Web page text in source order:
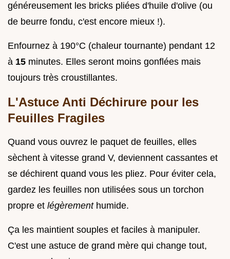
généreusement les bricks pliées d'huile d'olive (ou
de beurre fondu, c'est encore mieux !).
Enfournez à 190°C (chaleur tournante) pendant 12
à 15 minutes. Elles seront moins gonflées mais
toujours très croustillantes.
L'Astuce Anti Déchirure pour les
Feuilles Fragiles
Quand vous ouvrez le paquet de feuilles, elles
sèchent à vitesse grand V, deviennent cassantes et
se déchirent quand vous les pliez. Pour éviter cela,
gardez les feuilles non utilisées sous un torchon
propre et légèrement humide.
Ça les maintient souples et faciles à manipuler.
C'est une astuce de grand mère qui change tout,